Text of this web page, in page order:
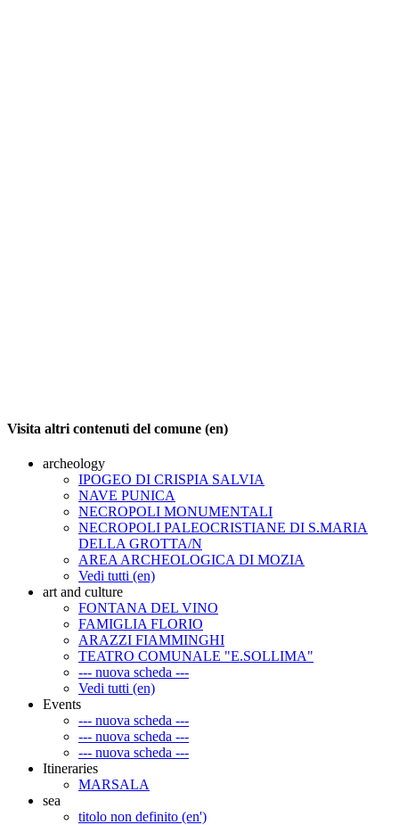
Visita altri contenuti del comune (en)
archeology
IPOGEO DI CRISPIA SALVIA
NAVE PUNICA
NECROPOLI MONUMENTALI
NECROPOLI PALEOCRISTIANE DI S.MARIA
DELLA GROTTA/N
AREA ARCHEOLOGICA DI MOZIA
Vedi tutti (en)
art and culture
FONTANA DEL VINO
FAMIGLIA FLORIO
ARAZZI FIAMMINGHI
TEATRO COMUNALE "E.SOLLIMA"
--- nuova scheda ---
Vedi tutti (en)
Events
--- nuova scheda ---
--- nuova scheda ---
--- nuova scheda ---
Itineraries
MARSALA
sea
titolo non definito (en')